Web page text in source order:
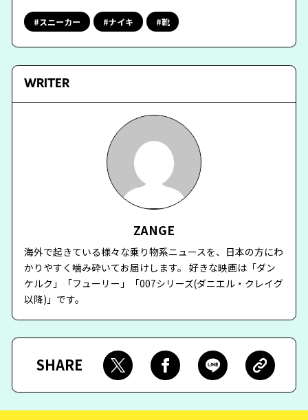
スニーカー ナイキ 靴
WRITER
ZANGE
海外で起きている様々な乗り物系ニュースを、日本の方にわ
かりやすく噛み砕いてお届けします。 好きな映画は「ダン
ケルク」「フューリー」「007シリーズ(ダニエル・クレイグ
以降)」です。
SHARE